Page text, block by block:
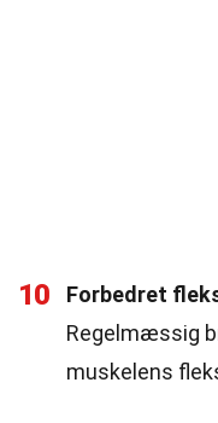
10
Forbedret
Regelmæssig
muskelens